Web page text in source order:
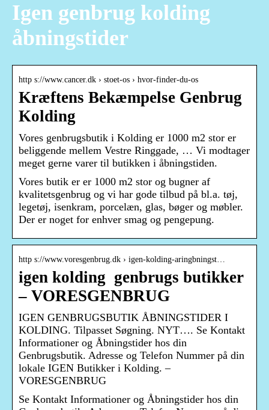
Igen genbrug kolding
åbningstider
http s://www.cancer.dk › stoet-os › hvor-finder-du-os
Kræftens Bekæmpelse Genbrug
Kolding
Vores genbrugsbutik i Kolding er 1000 m2 stor er
beliggende mellem Vestre Ringgade, … Vi modtager
meget gerne varer til butikken i åbningstiden.
Vores butik er er 1000 m2 stor og bugner af
kvalitetsgenbrug og vi har gode tilbud på bl.a. tøj,
legetøj, isenkram, porcelæn, glas, bøger og møbler.
Der er noget for enhver smag og pengepung.
http s://www.voresgenbrug.dk › igen-kolding-aringbningst…
igen kolding ​ genbrugs butikker
– VORESGENBRUG
IGEN GENBRUGSBUTIK ÅBNINGSTIDER I
KOLDING. Tilpasset Søgning. NYT…. Se Kontakt
Informationer og Åbningstider hos din
Genbrugsbutik. Adresse og Telefon Nummer på din
lokale IGEN Butikker i Kolding. –
VORESGENBRUG
Se Kontakt Informationer og Åbningstider hos din